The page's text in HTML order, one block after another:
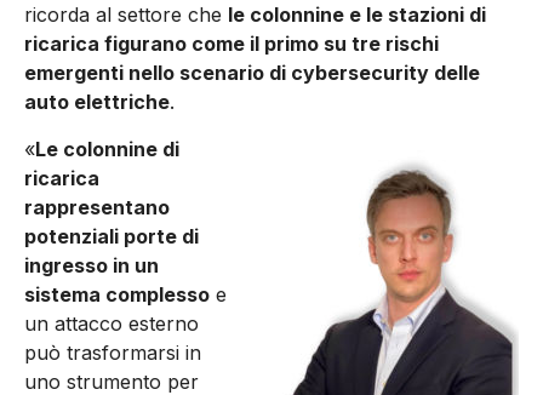
ricorda al settore che le colonnine e le stazioni di
ricarica figurano come il primo su tre rischi
emergenti nello scenario di cybersecurity delle
auto elettriche.
«Le colonnine di
ricarica
rappresentano
potenziali porte di
ingresso in un
sistema complesso e
un attacco esterno
può trasformarsi in
uno strumento per